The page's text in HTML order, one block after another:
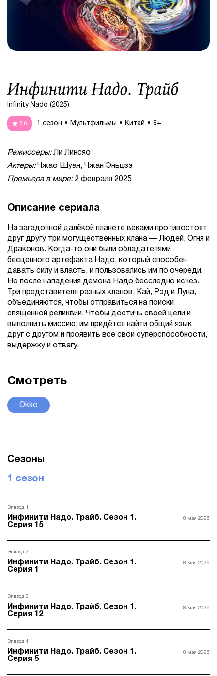
Инфинити Надо. Трайб
Infinity Nado (2025)
8.6 1 сезон Мультфильмы Китай 6+
Режиссеры:Ли Линсяо
Актеры:Чжао Шуан, Чжан Эньцзэ
Премьера в мире:2 февраля 2025
Описание сериала
На загадочной далёкой планете веками противостоят
друг другу три могущественных клана — Людей, Огня и
Драконов. Когда-то они были обладателями
бесценного артефакта Надо, который способен
давать силу и власть, и пользовались им по очереди.
Но после нападения демона Надо бесследно исчез.
Три представителя разных кланов, Кай, Рэд и Луна,
объединяются, чтобы отправиться на поиски
священной реликвии. Чтобы достичь своей цели и
выполнить миссию, им придётся найти общий язык
друг с другом и проявить все свои суперспособности,
выдержку и отвагу.
Смотреть
Okko
Сезоны
1 сезон
Эпизод 1
Инфинити Надо. Трайб. Сезон 1.
Серия 15
8 мая 2026
Эпизод 2
Инфинити Надо. Трайб. Сезон 1.
Серия 1
8 мая 2026
Эпизод 3
Инфинити Надо. Трайб. Сезон 1.
Серия 12
8 мая 2026
Эпизод 4
Инфинити Надо. Трайб. Сезон 1.
Серия 5
8 мая 2026